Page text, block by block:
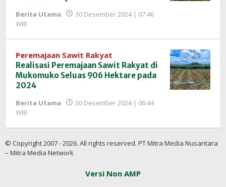
Berita Utama
30 Desember 2024 | 07:46
WIB
InfoSAWIT
Peremajaan Sawit Rakyat
Realisasi Peremajaan Sawit Rakyat di
Mukomuko Seluas 906 Hektare pada
2024
Berita Utama
30 Desember 2024 | 06:44
WIB
InfoSAWIT
© Copyright 2007 - 2026. All rights reserved. PT Mitra Media Nusantara
– Mitra Media Network
Versi Non AMP